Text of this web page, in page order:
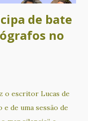
de bate
no
o escritor Lucas de
de uma sessão de